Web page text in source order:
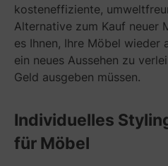
kosteneffiziente,
Alternative zum Kauf neuer
es Ihnen, Ihre Möbel wieder
ein neues Aussehen zu
Geld ausgeben müssen.
Individuelles
für Möbel